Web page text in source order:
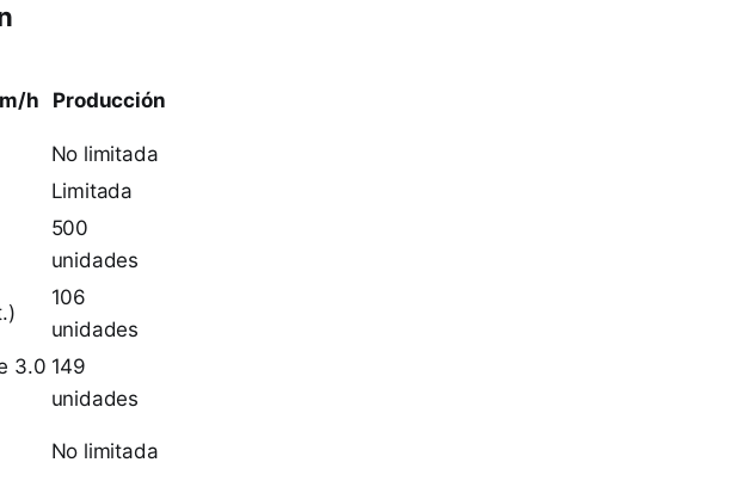
h Producción
No limitada
Limitada
500
unidades
106
unidades
3.0 149
unidades
No limitada